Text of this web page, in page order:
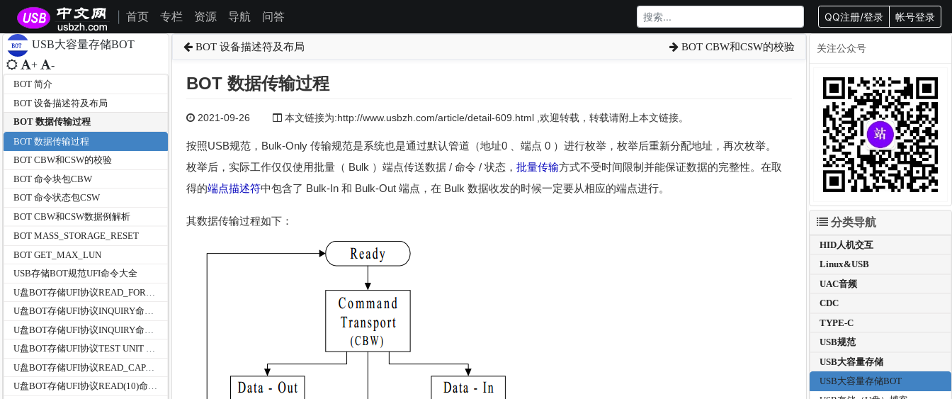
首页 专栏 资源 导航 问答 QQ注册/登录 帐号登录
USB大容量存储BOT
+ -
BOT 简介
BOT 设备描述符及布局
BOT 数据传输过程
BOT 数据传输过程
BOT CBW和CSW的校验
BOT 命令块包CBW
BOT 命令状态包CSW
BOT CBW和CSW数据例解析
BOT MASS_STORAGE_RESET
BOT GET_MAX_LUN
USB存储BOT规范UFI命令大全
U盘BOT存储UFI协议INQUIRY命令说明及实例分析
U盘BOT存储UFI协议TEST UNIT READY命令:0x00
U盘BOT存储UFI协议READ_CAPACITY命令说明及实例分析
U盘BOT存储UFI协议READ(10)命令:0x28
BOT 设备描述符及布局 BOT CBW和CSW的校验
BOT 数据传输过程
2021-09-26 本文链接为:http://www.usbzh.com/article/detail-609.html ,欢迎转载，转载请附上本文链接。
按照USB规范，Bulk-Only 传输规范是系统也是通过默认管道（地址0 、端点 0 ）进行枚举，枚举后重新分配地址，再次枚举。
枚举后，实际工作仅仅使用批量（ Bulk ）端点传送数据 / 命令 / 状态， 批量传输方式不受时间限制并能保证数据的完整性。在取
得的端点描述符中包含了 Bulk-In 和 Bulk-Out 端点，在 Bulk 数据收发的时候一定要从相应的端点进行。
其数据传输过程如下：
关注公众号
分类导航
HID人机交互
Linux&USB
UAC音频
CDC
TYPE-C
USB规范
USB大容量存储
USB大容量存储BOT